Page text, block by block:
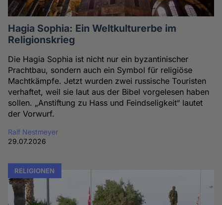
Hagia Sophia: Ein Weltkulturerbe im
Religionskrieg
Die Hagia Sophia ist nicht nur ein byzantinischer
Prachtbau, sondern auch ein Symbol für religiöse
Machtkämpfe. Jetzt wurden zwei russische Touristen
verhaftet, weil sie laut aus der Bibel vorgelesen haben
sollen. „Anstiftung zu Hass und Feindseligkeit“ lautet
der Vorwurf.
Ralf Nestmeyer
29.07.2026
RELIGIONEN